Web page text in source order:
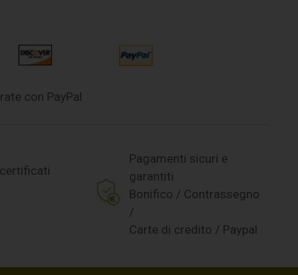
con PayPal
Pagamenti sicuri e
garantiti
Bonifico / Contrassegno
/
Carte di credito / Paypal